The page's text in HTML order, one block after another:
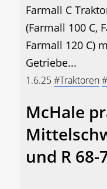
Farmall C
(Farmall 100 C,
Farmall 120 C)
Getriebe...
1.6.25#Traktoren
McHale
und R 68-